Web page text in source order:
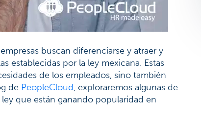
buscan diferenciarse y atraer y
establecidas por la ley mexicana. Estas
de los empleados, sino también
de PeopleCloud, exploraremos algunas de
ley que están ganando popularidad en